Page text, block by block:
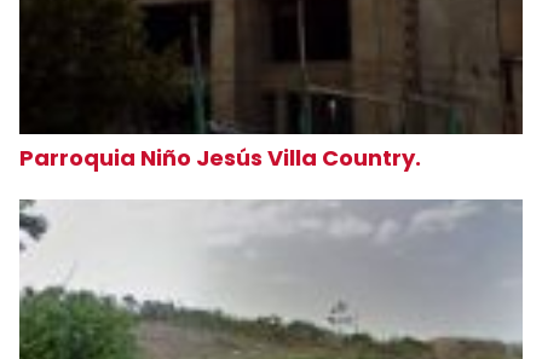
Parroquia Niño Jesús Villa Country.